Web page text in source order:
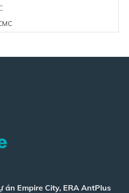
án Empire City, ERA AntPlus